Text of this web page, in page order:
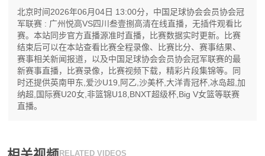
北京时间2026年06月04日 13:00分，中国足球协会会员协会冠
军联赛 : 广州悦高VS四川叁壹捌高清在线直播，无插件观看比
赛。本站同步官方直播源准时直播，比赛数据实时更新。比赛
结束后可以在本站查看比赛全程录像、比赛比分、赛事结果、
赛事相关新闻报道，以及中国足球协会会员协会冠军联赛的最
新赛事直播，比赛录像，比赛视频下载，精彩片段集锦等。同
时还提供英南甲东,爱沙U19,阿乙,沙美杯,大洋青冠杯,冰岛超,加
纳超,国际赛U20女,非篮锦U18,BNXT超级杯,Big V女篮等联赛
直播。
RELATED VIDEOS